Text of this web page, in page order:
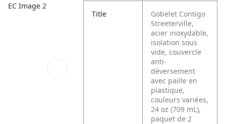
EC Image 2
Title
Gobelet Contigo
Streeterville,
acier inoxydable,
isolation sous
vide, couvercle
anti-
déversement
avec paille en
plastique,
couleurs variées,
24 oz (709 mL),
paquet de 2